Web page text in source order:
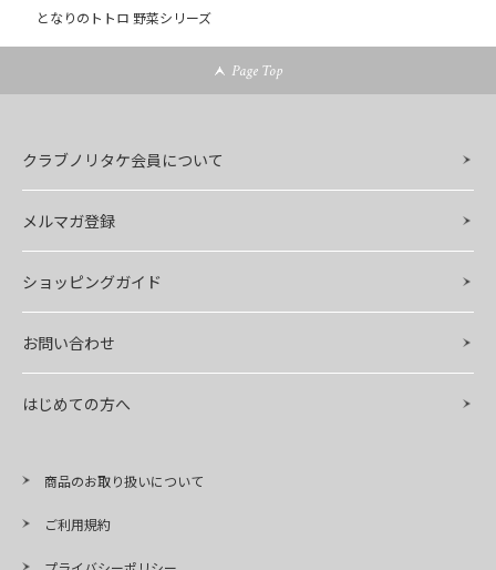
となりのトトロ 野菜シリーズ
Page Top
クラブノリタケ会員について
メルマガ登録
ショッピングガイド
お問い合わせ
はじめての方へ
商品のお取り扱いについて
ご利用規約